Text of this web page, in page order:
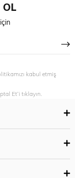
OL
kabul etmiş
Et’i tıklayın.